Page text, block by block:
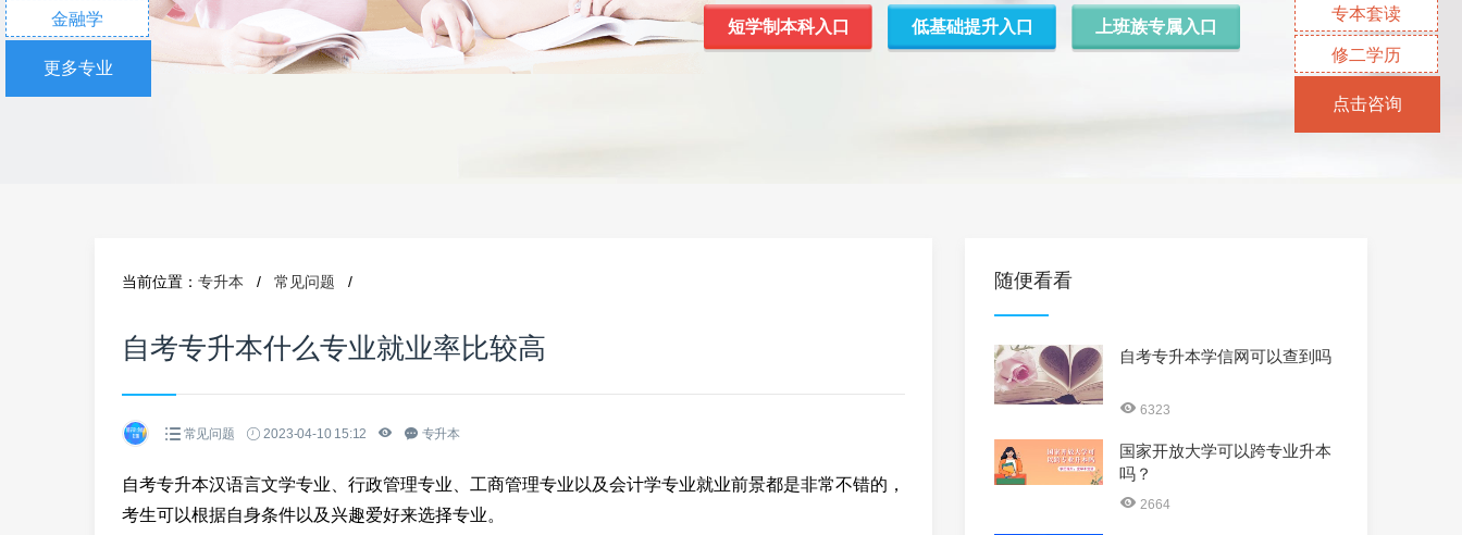
短学制本科入口 低基础提升入口 上班族专属入口
当前位置： 专升本 / 常见问题 /
自考专升本什么专业就业率比较高
常见问题 2023-04-10 15:12 专升本
自考专升本汉语言文学专业、行政管理专业、工商管理专业以及会计学专业就业前景都是非常不错的，
考生可以根据自身条件以及兴趣爱好来选择专业。
随便看看
自考专升本学信网可以查到吗
6323
国家开放大学可以跨专业升本
吗？
2664
金融学
更多专业
专本套读
修二学历
点击咨询